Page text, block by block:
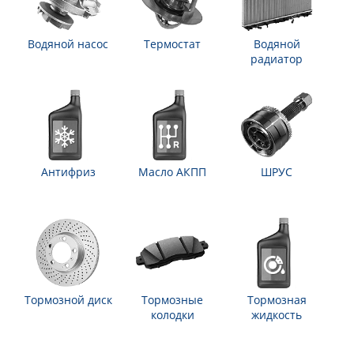
Водяной насос Термостат
Водяной
радиатор
Антифриз Масло АКПП ШРУС
Тормозной диск
Тормозные
колодки
Тормозная
жидкость